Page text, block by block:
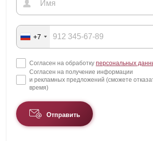
+7
Согласен на обработку персональных
Согласен на получение информации
и рекламных предложений (сможете
время)
Отправить